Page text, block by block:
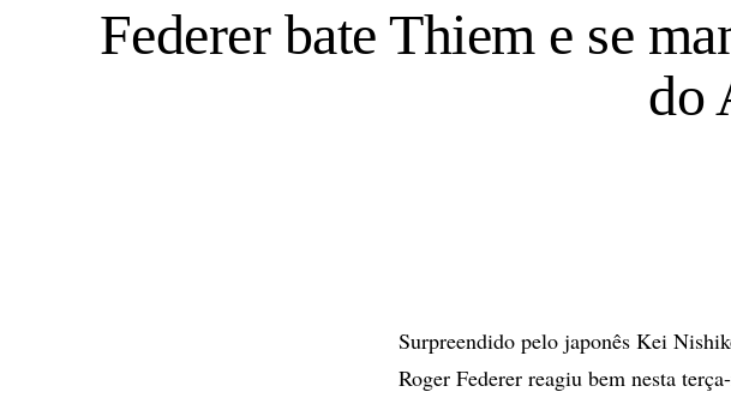
Federer bate Thiem e se
do
Surpreendido pelo japonês Kei
Roger Federer reagiu bem nesta